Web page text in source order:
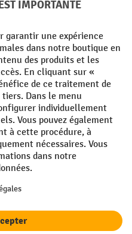
légales
de cookies
and possible delivery charges,
des stocks. La remise ne
pas possible de le combiner
ou bons de réduction. | ² La
lors de la première inscription
valable pendant 10 jours et
varie selon la catégorie de
de 10 %. Les transpalettes